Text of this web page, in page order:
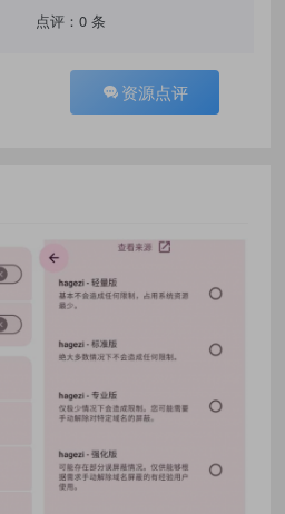
点评：0 条
资源点评